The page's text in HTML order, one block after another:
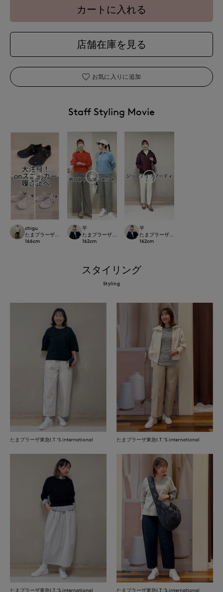
カートに入れる
店舗在庫を見る
お気に入りに追加
Staff Styling Movie
chigu
たまプラーザ東急I.T.'S.international
166cm
平
たまプラーザ東急I.T.'S.international
162cm
平
たまプラーザ東急I.T.'S.international
162cm
スタイリング
Styling
たまプラーザ東急I.T.'S.international たまプラーザ東急I.T.'S.international
たまプラーザ東急I.T.'S.international たまプラーザ東急I.T.'S.international